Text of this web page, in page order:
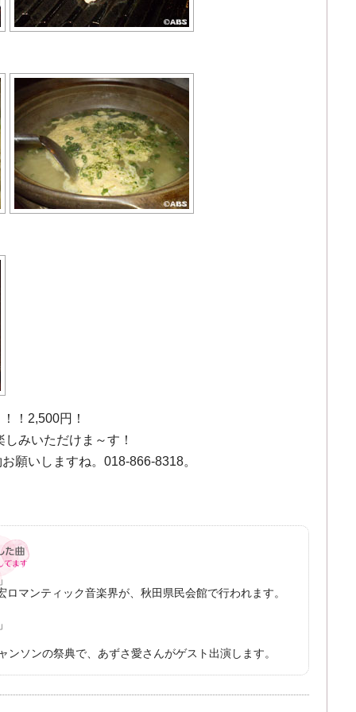
！ 2,500円！
みいただけま～す！
願いしますね。018-866-8318。
マンティック音楽界が、秋田県民会館で行われます。
ンソンの祭典で、あずさ愛さんがゲスト出演します。